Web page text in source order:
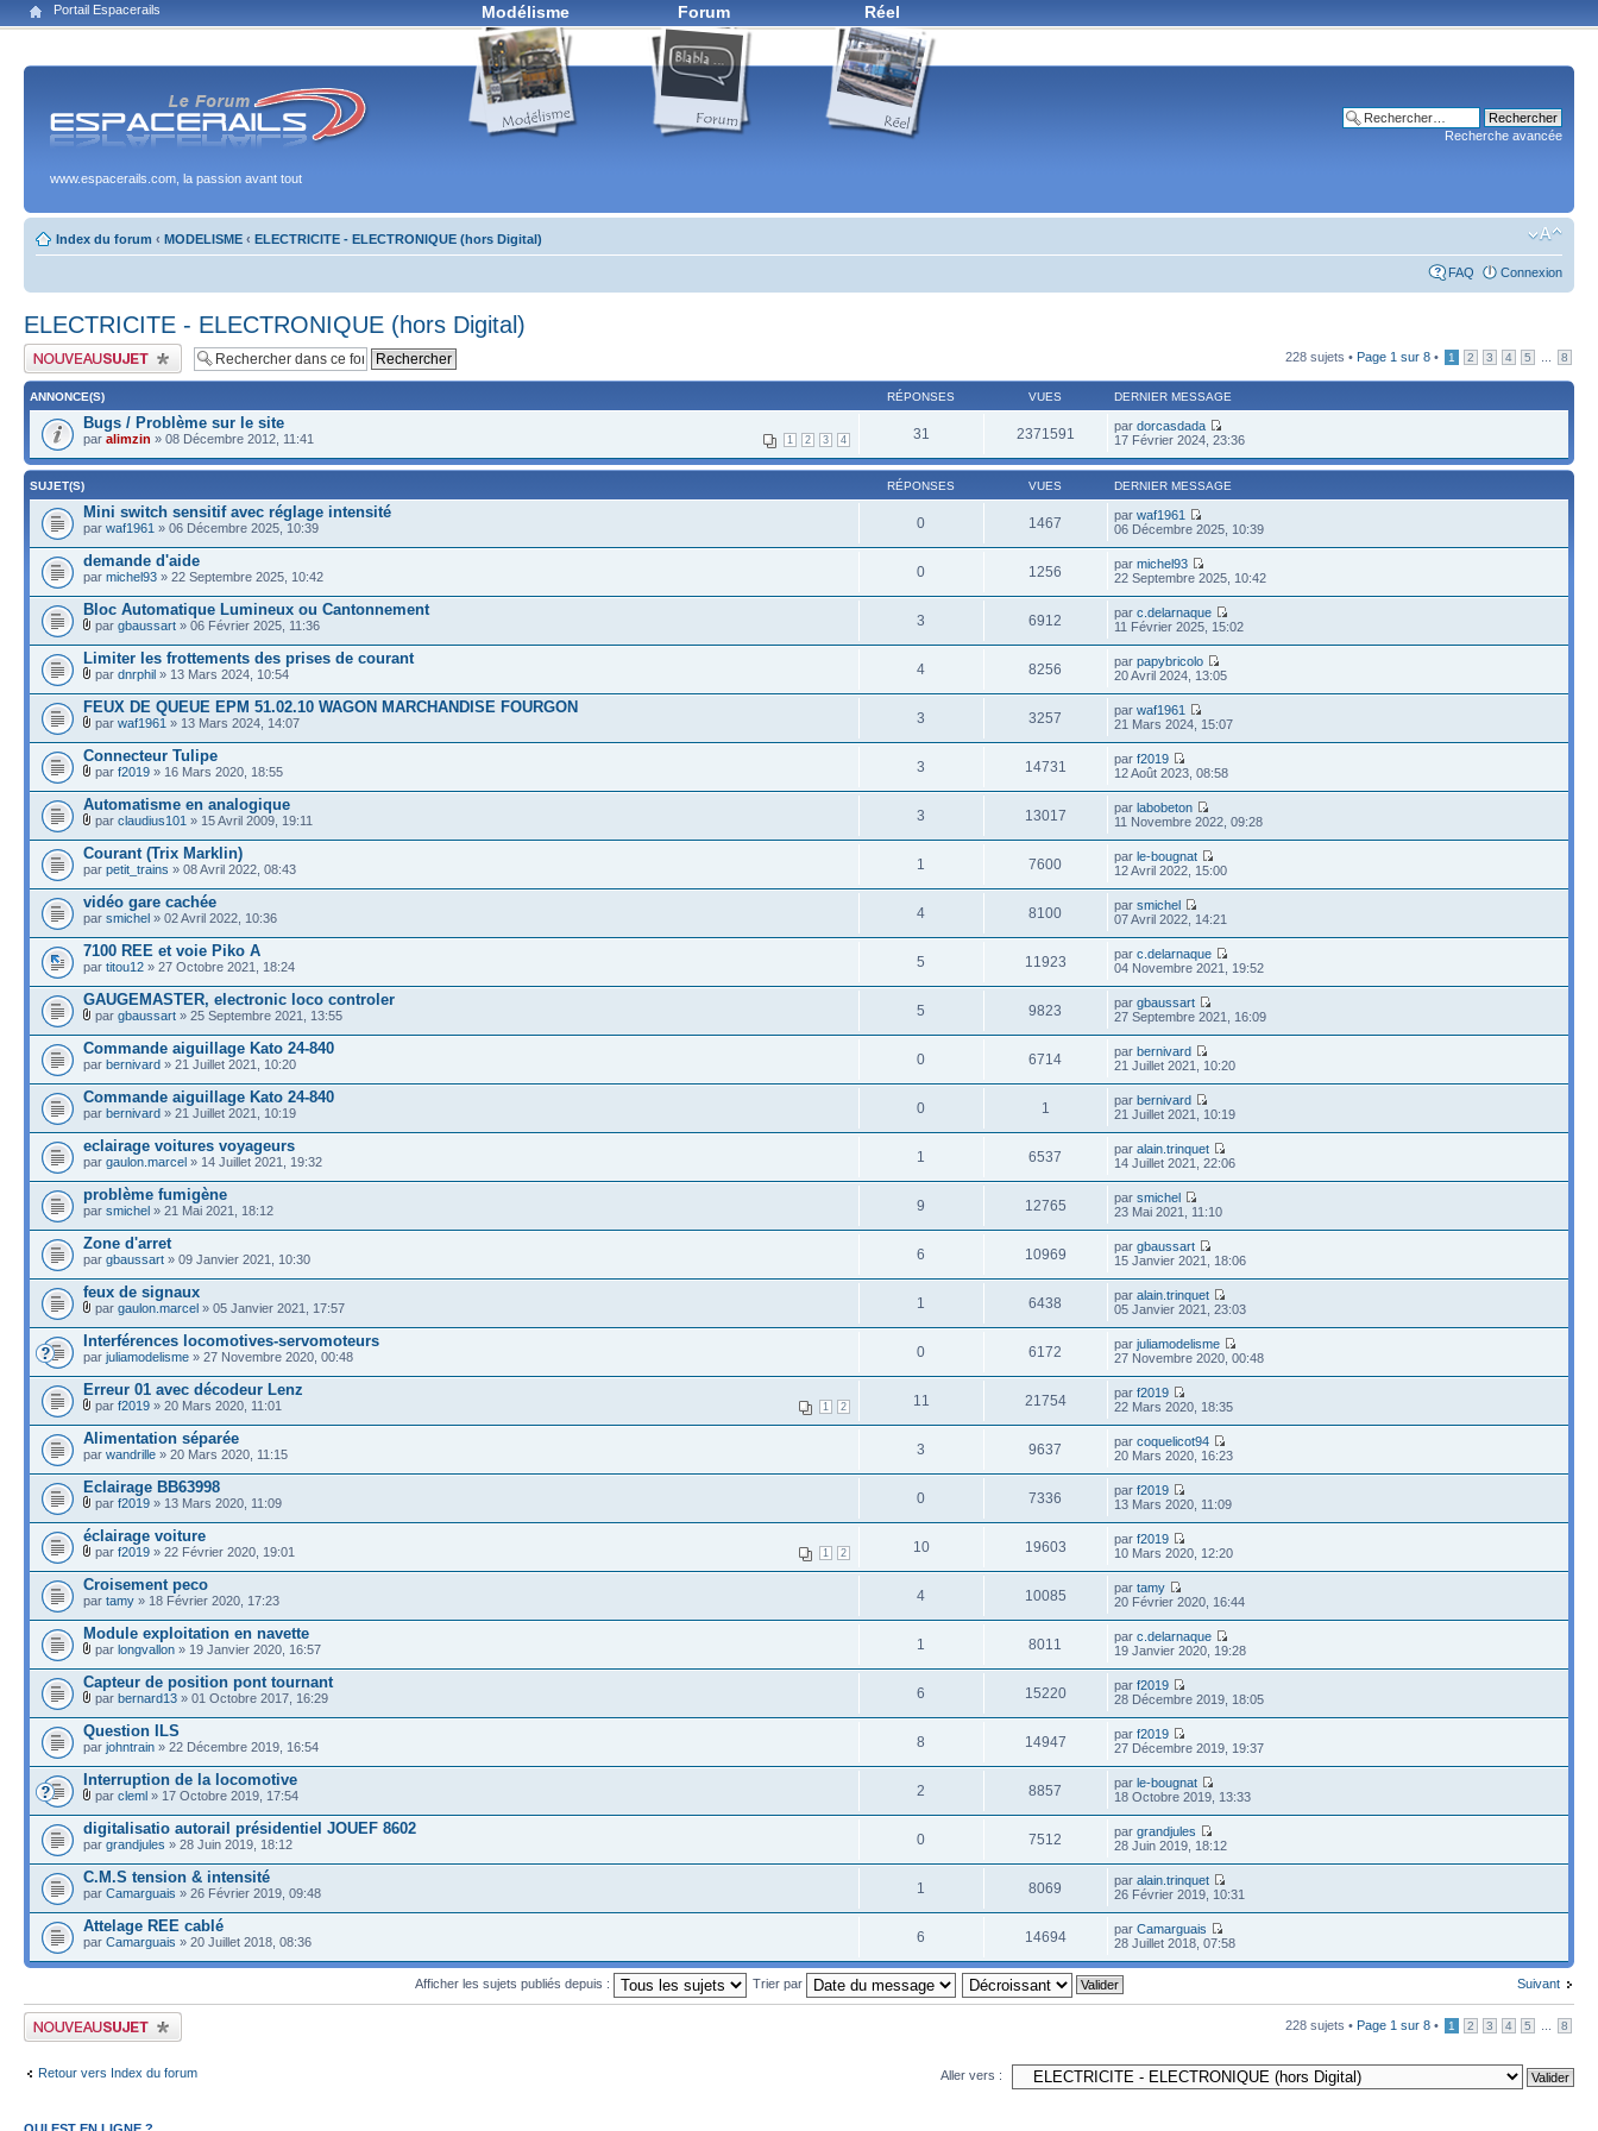
Portail Espacerails Modélisme Forum Réel
www.espacerails.com, la passion avant tout
Recherche avancée
Index du forum ‹ MODELISME ‹ ELECTRICITE - ELECTRONIQUE (hors Digital)
FAQ Connexion
ELECTRICITE - ELECTRONIQUE (hors Digital)
Publier un nouveau sujet 228 sujets • Page 1 sur 8 • 1 2 3 4 5 8
ANNONCE(S) RÉPONSES VUES DERNIER MESSAGE
Bugs / Problème sur le site
1 2 3 4
par alimzin » 08 Décembre 2012, 11:41 31 2371591 pardorcasdada
17 Février 2024, 23:36
SUJET(S) RÉPONSES VUES DERNIER MESSAGE
Mini switch sensitif avec réglage intensité
par waf1961 » 06 Décembre 2025, 10:39 0 1467 parwaf1961
06 Décembre 2025, 10:39
demande d'aide
par michel93 » 22 Septembre 2025, 10:42 0 1256 parmichel93
22 Septembre 2025, 10:42
Bloc Automatique Lumineux ou Cantonnement
par gbaussart » 06 Février 2025, 11:36 3 6912 parc.delarnaque
11 Février 2025, 15:02
Limiter les frottements des prises de courant
par dnrphil » 13 Mars 2024, 10:54 4 8256 parpapybricolo
20 Avril 2024, 13:05
FEUX DE QUEUE EPM 51.02.10 WAGON MARCHANDISE FOURGON
par waf1961 » 13 Mars 2024, 14:07 3 3257 parwaf1961
21 Mars 2024, 15:07
Connecteur Tulipe
par f2019 » 16 Mars 2020, 18:55 3 14731 parf2019
12 Août 2023, 08:58
Automatisme en analogique
par claudius101 » 15 Avril 2009, 19:11 3 13017 parlabobeton
11 Novembre 2022, 09:28
Courant (Trix Marklin)
par petit_trains » 08 Avril 2022, 08:43 1 7600 parle-bougnat
12 Avril 2022, 15:00
vidéo gare cachée
par smichel » 02 Avril 2022, 10:36 4 8100 parsmichel
07 Avril 2022, 14:21
7100 REE et voie Piko A
par titou12 » 27 Octobre 2021, 18:24 5 11923 parc.delarnaque
04 Novembre 2021, 19:52
GAUGEMASTER, electronic loco controler
par gbaussart » 25 Septembre 2021, 13:55 5 9823 pargbaussart
27 Septembre 2021, 16:09
Commande aiguillage Kato 24-840
par bernivard » 21 Juillet 2021, 10:20 0 6714 parbernivard
21 Juillet 2021, 10:20
Commande aiguillage Kato 24-840
par bernivard » 21 Juillet 2021, 10:19 0 1 parbernivard
21 Juillet 2021, 10:19
eclairage voitures voyageurs
par gaulon.marcel » 14 Juillet 2021, 19:32 1 6537 paralain.trinquet
14 Juillet 2021, 22:06
problème fumigène
par smichel » 21 Mai 2021, 18:12 9 12765 parsmichel
23 Mai 2021, 11:10
Zone d'arret
par gbaussart » 09 Janvier 2021, 10:30 6 10969 pargbaussart
15 Janvier 2021, 18:06
feux de signaux
par gaulon.marcel » 05 Janvier 2021, 17:57 1 6438 paralain.trinquet
05 Janvier 2021, 23:03
Interférences locomotives-servomoteurs
par juliamodelisme » 27 Novembre 2020, 00:48 0 6172 parjuliamodelisme
27 Novembre 2020, 00:48
Erreur 01 avec décodeur Lenz
1 2
par f2019 » 20 Mars 2020, 11:01 11 21754 parf2019
22 Mars 2020, 18:35
Alimentation séparée
par wandrille » 20 Mars 2020, 11:15 3 9637 parcoquelicot94
20 Mars 2020, 16:23
Eclairage BB63998
par f2019 » 13 Mars 2020, 11:09 0 7336 parf2019
13 Mars 2020, 11:09
éclairage voiture
1 2
par f2019 » 22 Février 2020, 19:01 10 19603 parf2019
10 Mars 2020, 12:20
Croisement peco
par tamy » 18 Février 2020, 17:23 4 10085 partamy
20 Février 2020, 16:44
Module exploitation en navette
par longvallon » 19 Janvier 2020, 16:57 1 8011 parc.delarnaque
19 Janvier 2020, 19:28
Capteur de position pont tournant
par bernard13 » 01 Octobre 2017, 16:29 6 15220 parf2019
28 Décembre 2019, 18:05
Question ILS
par johntrain » 22 Décembre 2019, 16:54 8 14947 parf2019
27 Décembre 2019, 19:37
Interruption de la locomotive
par cleml » 17 Octobre 2019, 17:54 2 8857 parle-bougnat
18 Octobre 2019, 13:33
digitalisatio autorail présidentiel JOUEF 8602
par grandjules » 28 Juin 2019, 18:12 0 7512 pargrandjules
28 Juin 2019, 18:12
C.M.S tension & intensité
par Camarguais » 26 Février 2019, 09:48 1 8069 paralain.trinquet
26 Février 2019, 10:31
Attelage REE cablé
par Camarguais » 20 Juillet 2018, 08:36 6 14694 parCamarguais
28 Juillet 2018, 07:58
Suivant
Afficher les sujets publiés depuis : Trier par
Publier un nouveau sujet 228 sujets • Page 1 sur 8 • 1 2 3 4 5 8
Retour vers Index du forum Aller vers :
QUI EST EN LIGNE ?